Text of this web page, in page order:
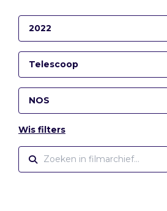
2022
Telescoop
NOS
Wis filters